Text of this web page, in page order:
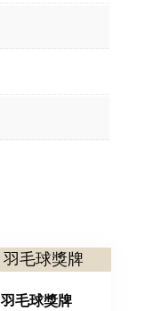
羽毛球獎牌